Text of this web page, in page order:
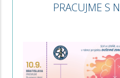
PRACUJME S